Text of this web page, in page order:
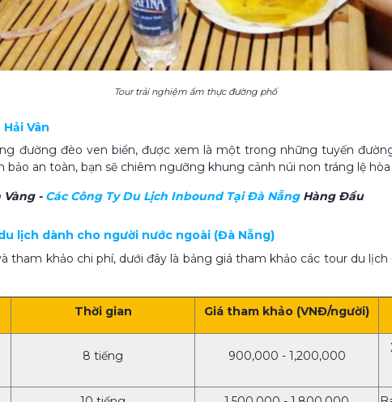
Tour trải nghiệm ẩm thực đường phố
Vân
đường đèo ven biển, được xem là một trong những tuyến
an toàn, bạn sẽ chiêm ngưỡng khung cảnh núi non tráng lệ
Vàng - Các Công Ty Du Lịch Inbound Tại Đà Nẵng​ Hàng Đầu
lịch dành cho người nước ngoài (Đà Nẵng)
tham khảo chi phí, dưới đây là bảng giá tham khảo các tour du
Thời gian Giá tham khảo (VNĐ/người)
8 tiếng 900,000 - 1,200,000